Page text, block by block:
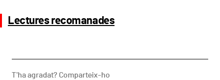
Lectures recomanades
T'ha agradat? Comparteix-ho